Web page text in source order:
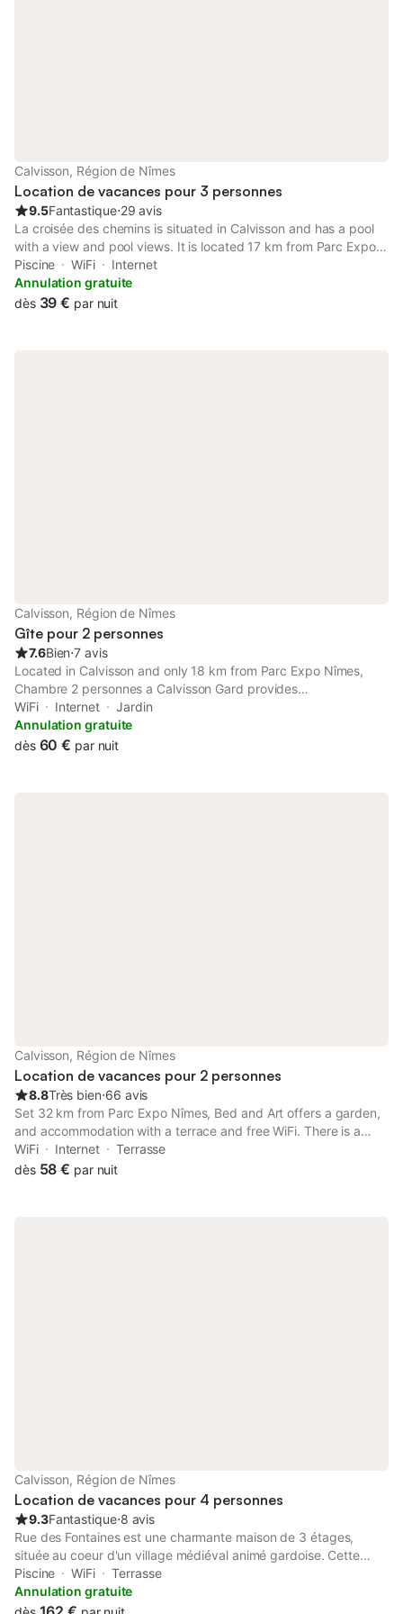
Calvisson, Région de Nîmes
Location de vacances pour 3 personnes
9.5Fantastique⋅29 avis
La croisée des chemins is situated in Calvisson and has a pool
with a view and pool views. It is located 17 km from Parc Expo
Nîmes and provides a shared kitchen.
Piscine WiFi
Internet
Annulation gratuite
dès 39 € par nuit
Calvisson, Région de Nîmes
Gîte pour 2 personnes
7.6Bien⋅7 avis
Located in Calvisson and only 18 km from Parc Expo Nîmes,
Chambre 2 personnes a Calvisson Gard provides
accommodation with garden views, free WiFi and free private
parking.
WiFi Internet
Jardin
Annulation gratuite
dès 60 € par nuit
Calvisson, Région de Nîmes
Location de vacances pour 2 personnes
8.8Très bien⋅66 avis
Set 32 km from Parc Expo Nîmes, Bed and Art offers a garden,
and accommodation with a terrace and free WiFi. There is a
private bathroom with shower and a hair dryer in each unit,
along with free toiletries.
WiFi Internet
Terrasse
dès 58 € par nuit
Calvisson, Région de Nîmes
Location de vacances pour 4 personnes
9.3Fantastique⋅8 avis
Rue des Fontaines est une charmante maison de 3 étages,
située au coeur d'un village médiéval animé gardoise. Cette
maison joliment décorée dispose d'une cuisine d'été avec un
grand deuxième salon faisant manger en plein air à la fois facile
et si typiquement français. La cour attenante a un bassin (petit
Piscine WiFi
Terrasse
Annulation gratuite